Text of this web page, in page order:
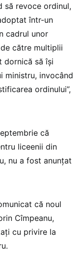
să revoce ordinul,
într-un
cadrul unor
către multiplii
dornică să își
ministru, invocând
ordinului”,
că
liceenii din
nu a fost anunțat
că noul
Cîmpeanu,
cu privire la